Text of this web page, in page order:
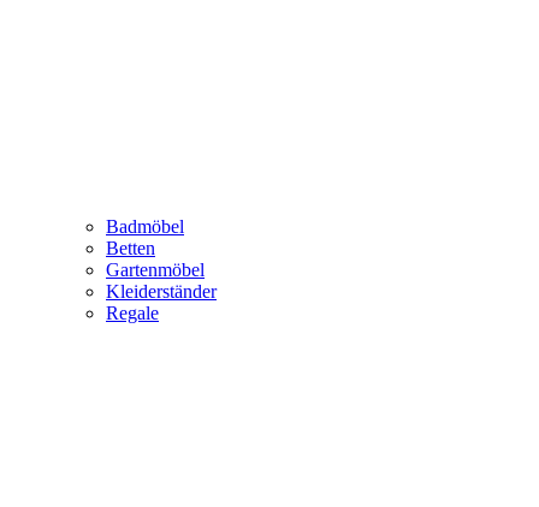
Badmöbel
Betten
Gartenmöbel
Kleiderständer
Regale